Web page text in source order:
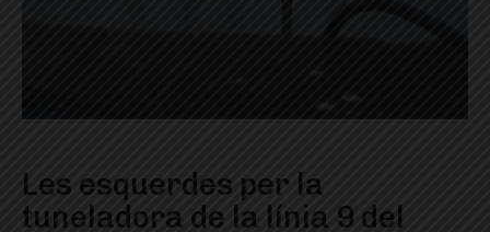
Les esquerdes per la
tuneladora de la línia 9 del